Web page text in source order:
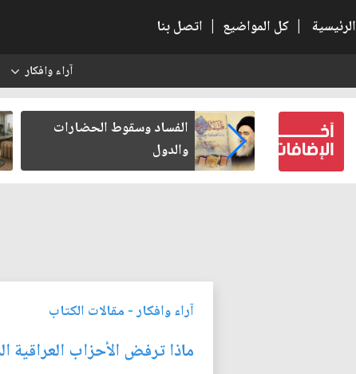
الرئيسية | كل المواضيع | اتصل بنا
آراء وافكار
كتب لنفسه
الفساد وسقوط الحضارات
والدول
آراء وافكار- مقالات الكتاب
ماذا ترفض الأحزاب العراقية